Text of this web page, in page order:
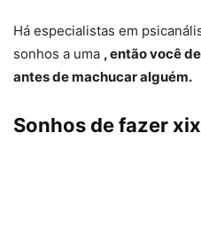
Há especialistas em
sonhos a uma , então você
antes de machucar alguém.
Sonhos de fazer